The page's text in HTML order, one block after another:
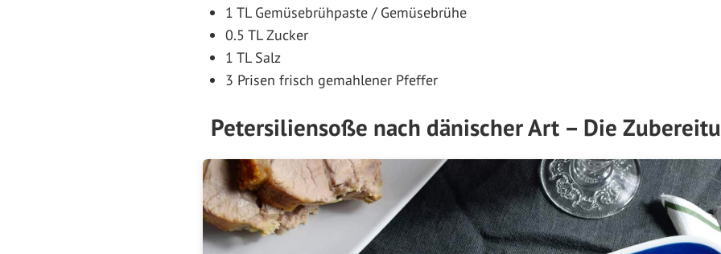
1 TL Gemüsebrühpaste / Gemüsebrühe
0.5 TL Zucker
1 TL Salz
3 Prisen frisch gemahlener Pfeffer
Petersiliensoße nach dänischer Art – Die